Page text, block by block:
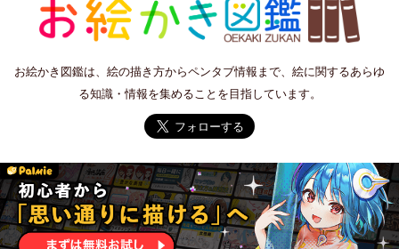
お絵かき図鑑は、絵の描き方からペンタブ情報まで、絵に関するあらゆ
る知識・情報を集めることを目指しています。